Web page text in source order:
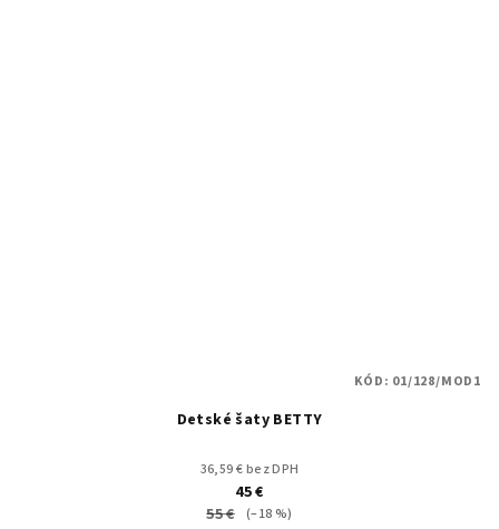
Detské šaty BETTY
36,59 € bez DPH
45 €
55 € (–18 %)
KÓD: 01/128/MOD1